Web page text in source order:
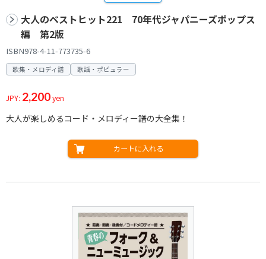
大人のベストヒット221 70年代ジャパニーズポップス
編 第2版
ISBN978-4-11-773735-6
歌集・メロディ譜 歌謡・ポピュラー
JPY: 2,200yen
大人が楽しめるコード・メロディー譜の大全集！
カートに入れる